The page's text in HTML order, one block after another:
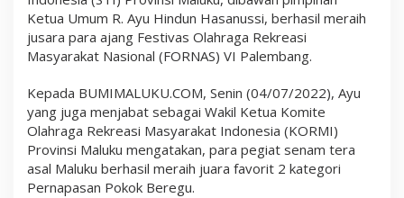
a
l
e
m
n
g
Ketua Umum R. Ayu Hindun Hasanussi, berhasil meraih
jusara para ajang Festivas Olahraga Rekreasi
Masyarakat Nasional (FORNAS) VI Palembang.
Kepada BUMIMALUKU.COM, Senin (04/07/2022), Ayu
yang juga menjabat sebagai Wakil Ketua Komite
Olahraga Rekreasi Masyarakat Indonesia (KORMI)
Provinsi Maluku mengatakan, para pegiat senam tera
asal Maluku berhasil meraih juara favorit 2 kategori
Pernapasan Pokok Beregu.